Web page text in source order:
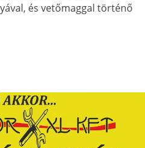
és vetőmaggal történő